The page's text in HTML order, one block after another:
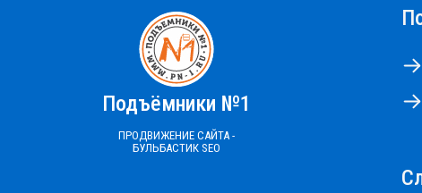
Подъёмники №1
ПРОДВИЖЕНИЕ САЙТА -
БУЛЬБАСТИК SEO